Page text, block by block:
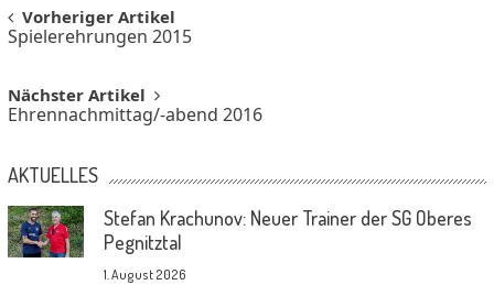
Post
navigation
Vorheriger Artikel
Spielerehrungen 2015
Nächster Artikel
Ehrennachmittag/-abend 2016
AKTUELLES
Stefan Krachunov: Neuer Trainer der SG Oberes
Pegnitztal
1. August 2026